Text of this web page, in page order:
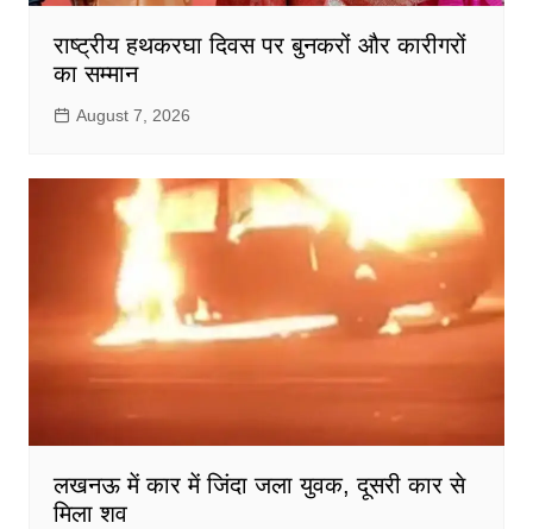
राष्ट्रीय हथकरघा दिवस पर बुनकरों और कारीगरों
का सम्मान
August 7, 2026
लखनऊ में कार में जिंदा जला युवक, दूसरी कार से
मिला शव